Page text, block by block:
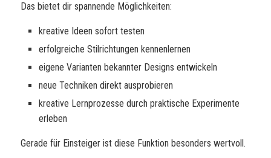
Das bietet dir spannende Möglichkeiten:
kreative Ideen sofort testen
erfolgreiche Stilrichtungen kennenlernen
eigene Varianten bekannter Designs entwickeln
neue Techniken direkt ausprobieren
kreative Lernprozesse durch praktische Experimente
erleben
Gerade für Einsteiger ist diese Funktion besonders wertvoll.